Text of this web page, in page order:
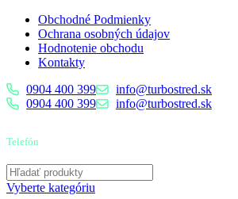
Obchodné Podmienky
Ochrana osobných údajov
Hodnotenie obchodu
Kontakty
0904 400 399
info@turbostred.sk
0904 400 399
info@turbostred.sk
Telefón
Vyberte kategóriu